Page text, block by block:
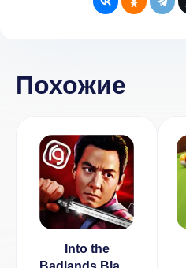
Похожие
Into the